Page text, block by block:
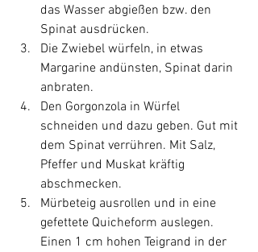
das Wasser abgießen bzw. den
Spinat ausdrücken.
Die Zwiebel würfeln, in etwas
Margarine andünsten, Spinat darin
anbraten.
Den Gorgonzola in Würfel
schneiden und dazu geben. Gut mit
dem Spinat verrühren. Mit Salz,
Pfeffer und Muskat kräftig
abschmecken.
Mürbeteig ausrollen und in eine
gefettete Quicheform auslegen.
Einen 1 cm hohen Teigrand in der